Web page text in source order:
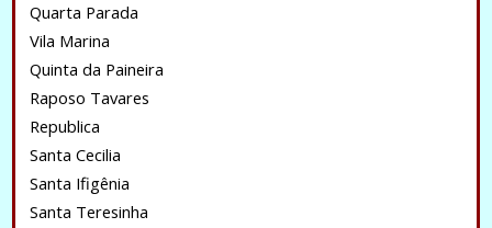
Quarta Parada
Vila Marina
Quinta da Paineira
Raposo Tavares
Republica
Santa Cecilia
Santa Ifigênia
Santa Teresinha